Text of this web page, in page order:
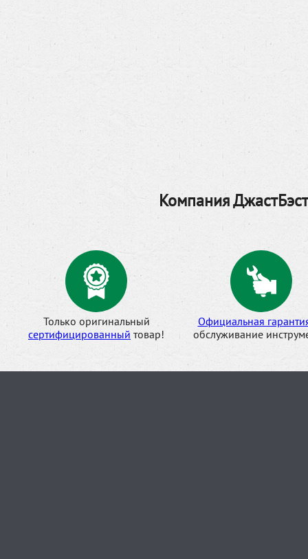
Компания
Только оригинальный
сертифицированный товар!
Официальная
обслуживание